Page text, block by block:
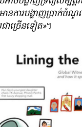
ន​ការ​បង្ហាញ​ប្រាក់​
ា​ច្រើន​ទៀត»។